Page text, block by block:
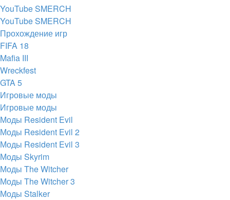
YouTube SMERCH
YouTube SMERCH
Прохождение игр
FIFA 18
Mafia III
Wreckfest
GTA 5
Игровые моды
Игровые моды
Моды Resident Evil
Моды Resident Evil 2
Моды Resident Evil 3
Моды Skyrim
Моды The Witcher
Моды The Witcher 3
Моды Stalker